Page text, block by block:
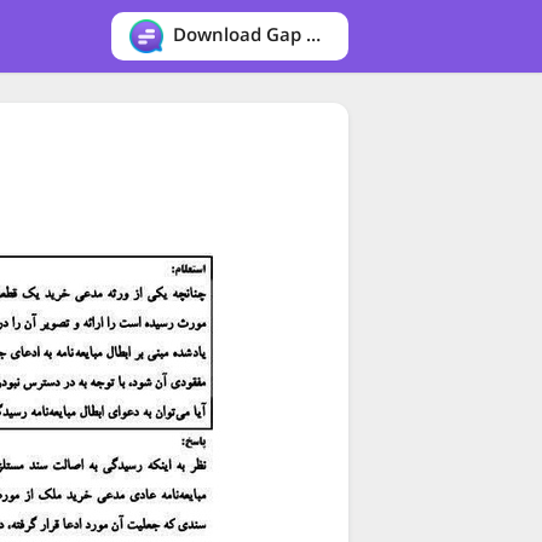
Download Gap messenger